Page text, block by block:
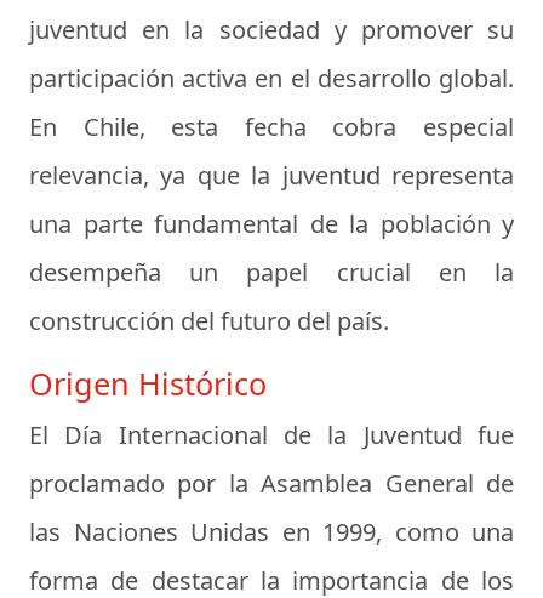
juventud en la sociedad y promover su
participación activa en el desarrollo global.
En Chile, esta fecha cobra especial
relevancia, ya que la juventud representa
una parte fundamental de la población y
desempeña un papel crucial en la
construcción del futuro del país.
Origen Histórico
El Día Internacional de la Juventud fue
proclamado por la Asamblea General de
las Naciones Unidas en 1999, como una
forma de destacar la importancia de los